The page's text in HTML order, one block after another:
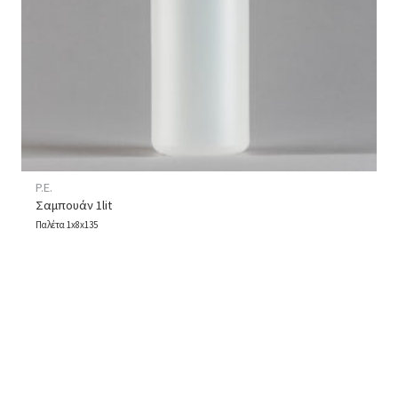
P.E.
Σαμπουάν 1lit
Παλέτα 1x8x135